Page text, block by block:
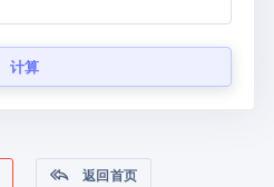
计算
返回首页